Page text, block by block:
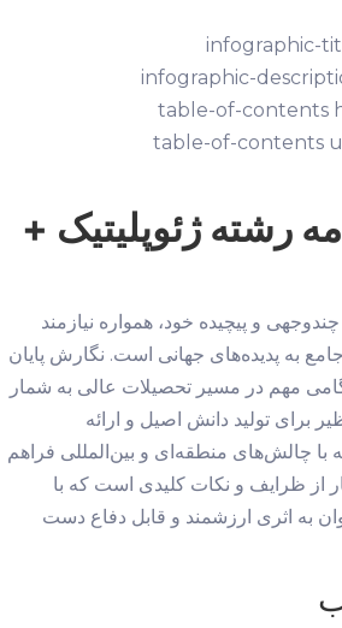
رشته ژئوپلیتیک +
و پیچیده خود، همواره نیازمند
به پدیده‌های جهانی است. نگارش پایان
گامی مهم در مسیر تحصیلات عالی به شمار
برای تولید دانش اصیل و ارائه
با چالش‌های منطقه‌ای و بین‌المللی فراهم
از ظرایف و نکات کلیدی است که با
به اثری ارزشمند و قابل دفاع دست